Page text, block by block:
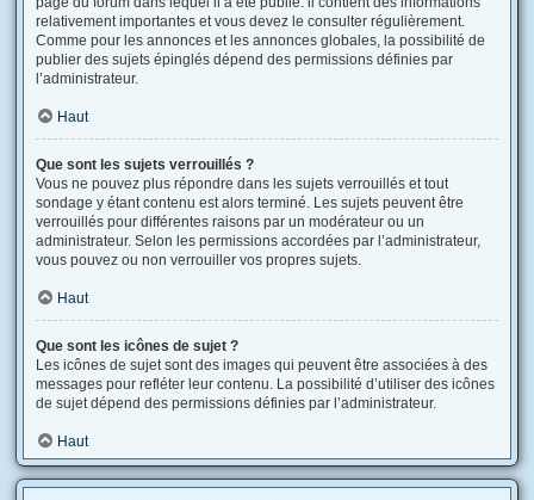
relativement importantes et vous devez le consulter régulièrement.
Comme pour les annonces et les annonces globales, la possibilité de
publier des sujets épinglés dépend des permissions définies par
l’administrateur.
Haut
Que sont les sujets verrouillés ?
Vous ne pouvez plus répondre dans les sujets verrouillés et tout
sondage y étant contenu est alors terminé. Les sujets peuvent être
verrouillés pour différentes raisons par un modérateur ou un
administrateur. Selon les permissions accordées par l’administrateur,
vous pouvez ou non verrouiller vos propres sujets.
Haut
Que sont les icônes de sujet ?
Les icônes de sujet sont des images qui peuvent être associées à des
messages pour refléter leur contenu. La possibilité d’utiliser des icônes
de sujet dépend des permissions définies par l’administrateur.
Haut